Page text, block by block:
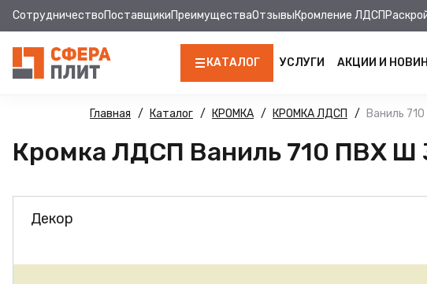
СотрудничествоПоставщикиПреимуществаОтзывыКромление ЛДСП
КАТАЛОГ
ЛДСП
КРОМКА
УСЛУГИ АКЦИИ И
Главная Каталог КРОМКА КРОМКА ЛДСП Ваниль
Кромка ЛДСП Ваниль 710 ПВХ Ш
Декор